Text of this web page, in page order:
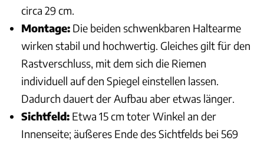
circa 29 cm.
Montage: Die beiden schwenkbaren Haltearme
wirken stabil und hochwertig. Gleiches gilt für den
Rastverschluss, mit dem sich die Riemen
individuell auf den Spiegel einstellen lassen.
Dadurch dauert der Aufbau aber etwas länger.
Sichtfeld: Etwa 15 cm toter Winkel an der
Innenseite; äußeres Ende des Sichtfelds bei 569